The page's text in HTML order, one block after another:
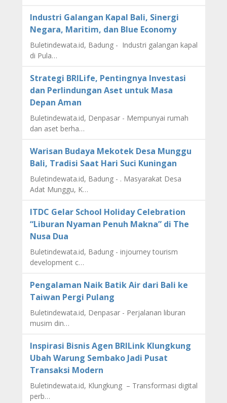
Industri Galangan Kapal Bali, Sinergi
Negara, Maritim, dan Blue Economy
Buletindewata.id, Badung - Industri galangan kapal
di Pula…
Strategi BRILife, Pentingnya Investasi
dan Perlindungan Aset untuk Masa
Depan Aman
Buletindewata.id, Denpasar - Mempunyai rumah
dan aset berha…
Warisan Budaya Mekotek Desa Munggu
Bali, Tradisi Saat Hari Suci Kuningan
Buletindewata.id, Badung - . Masyarakat Desa
Adat Munggu, K…
ITDC Gelar School Holiday Celebration
“Liburan Nyaman Penuh Makna” di The
Nusa Dua
Buletindewata.id, Badung - injourney tourism
development c…
Pengalaman Naik Batik Air dari Bali ke
Taiwan Pergi Pulang
Buletindewata.id, Denpasar - Perjalanan liburan
musim din…
Inspirasi Bisnis Agen BRILink Klungkung
Ubah Warung Sembako Jadi Pusat
Transaksi Modern
Buletindewata.id, Klungkung – Transformasi digital
perb…